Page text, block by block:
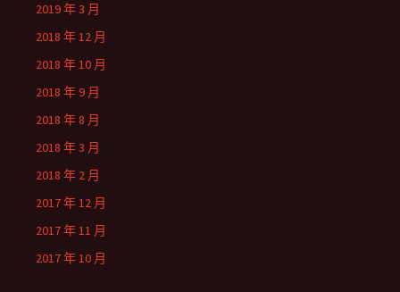
2019 年 3 月
2018 年 12 月
2018 年 10 月
2018 年 9 月
2018 年 8 月
2018 年 3 月
2018 年 2 月
2017 年 12 月
2017 年 11 月
2017 年 10 月